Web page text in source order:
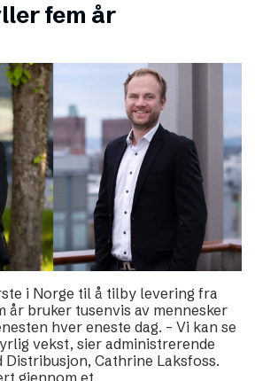
fem år
i Norge til å tilby levering fra
år bruker tusenvis av mennesker
hver eneste dag. – Vi kan se
vekst, sier administrerende
Cathrine Laksfoss.